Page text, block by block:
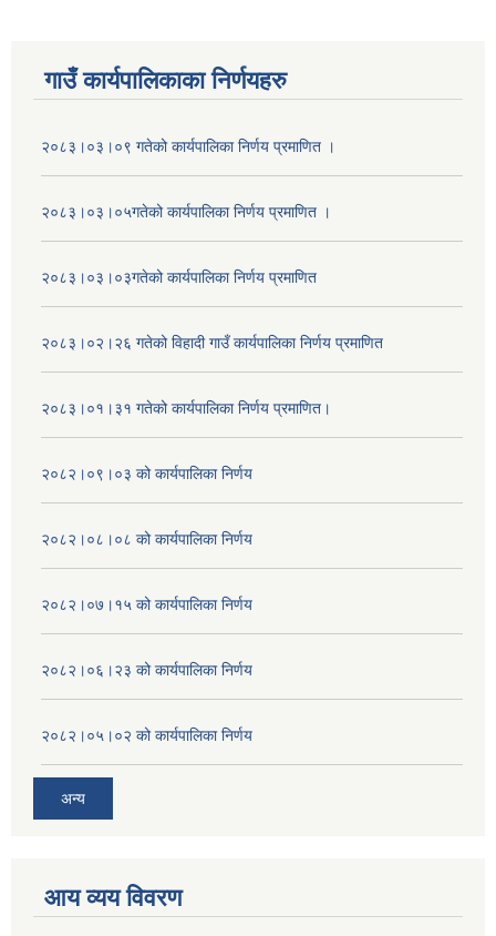
गाउँ कार्यपालिकाका निर्णयहरु
२०८३।०३।०९ गतेको कार्यपालिका निर्णय प्रमाणित ।
२०८३।०३।०५गतेको कार्यपालिका निर्णय प्रमाणित ।
२०८३।०३।०३गतेको कार्यपालिका निर्णय प्रमाणित
२०८३।०२।२६ गतेको विहादी गाउँ कार्यपालिका निर्णय प्रमाणित
२०८३।०१।३१ गतेको कार्यपालिका निर्णय प्रमाणित।
२०८२।०९।०३ को कार्यपालिका निर्णय
२०८२।०८।०८ को कार्यपालिका निर्णय
२०८२।०७।१५ को कार्यपालिका निर्णय
२०८२।०६।२३ को कार्यपालिका निर्णय
२०८२।०५।०२ को कार्यपालिका निर्णय
अन्य
आय व्यय विवरण